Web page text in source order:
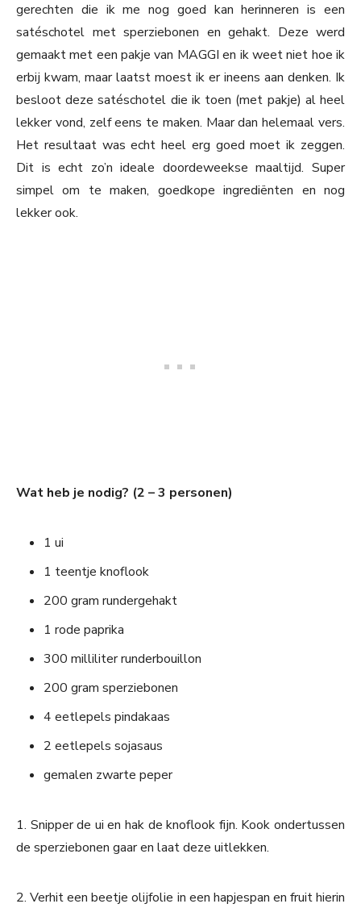
gerechten die ik me nog goed kan herinneren is een
satéschotel met sperziebonen en gehakt. Deze werd
gemaakt met een pakje van MAGGI en ik weet niet hoe ik
erbij kwam, maar laatst moest ik er ineens aan denken. Ik
besloot deze satéschotel die ik toen (met pakje) al heel
lekker vond, zelf eens te maken. Maar dan helemaal vers.
Het resultaat was echt heel erg goed moet ik zeggen.
Dit is echt zo’n ideale doordeweekse maaltijd. Super
simpel om te maken, goedkope ingrediënten en nog
lekker ook.
Wat heb je nodig? (2 – 3 personen)
1 ui
1 teentje knoflook
200 gram rundergehakt
1 rode paprika
300 milliliter runderbouillon
200 gram sperziebonen
4 eetlepels pindakaas
2 eetlepels sojasaus
gemalen zwarte peper
1. Snipper de ui en hak de knoflook fijn. Kook ondertussen
de sperziebonen gaar en laat deze uitlekken.
2. Verhit een beetje olijfolie in een hapjespan en fruit hierin